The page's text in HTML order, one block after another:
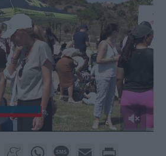
LinkedInMeneameWhatsAppMessage
Email